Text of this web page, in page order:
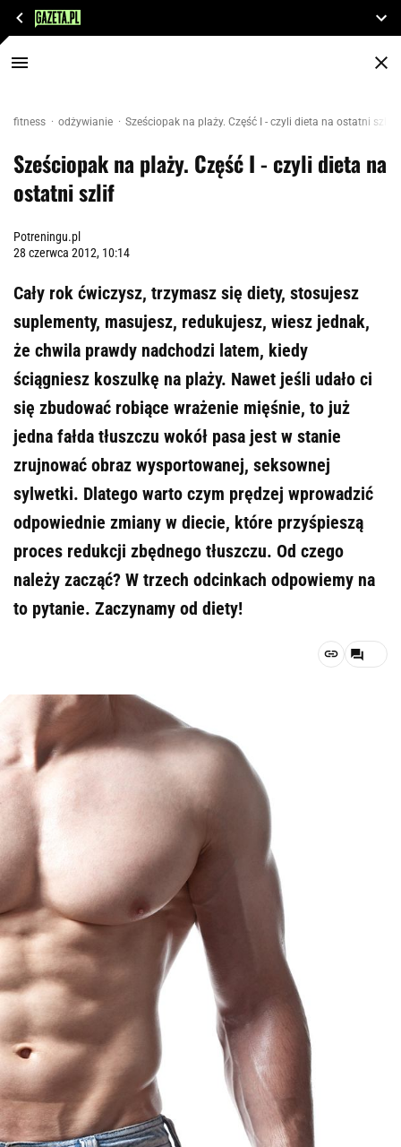
fitness odżywianie Sześciopak na plaży. Część I - czyli dieta na ostatni szlif
Sześciopak na plaży. Część I - czyli dieta na
ostatni szlif
Potreningu.pl
28 czerwca 2012, 10:14
Cały rok ćwiczysz, trzymasz się diety, stosujesz
suplementy, masujesz, redukujesz, wiesz jednak,
że chwila prawdy nadchodzi latem, kiedy
ściągniesz koszulkę na plaży. Nawet jeśli udało ci
się zbudować robiące wrażenie mięśnie, to już
jedna fałda tłuszczu wokół pasa jest w stanie
zrujnować obraz wysportowanej, seksownej
sylwetki. Dlatego warto czym prędzej wprowadzić
odpowiednie zmiany w diecie, które przyśpieszą
proces redukcji zbędnego tłuszczu. Od czego
należy zacząć? W trzech odcinkach odpowiemy na
to pytanie. Zaczynamy od diety!